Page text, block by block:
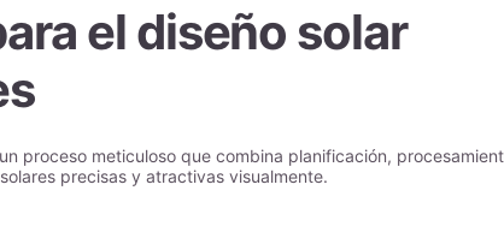
el diseño solar
proceso meticuloso que combina planificación,
precisas y atractivas visualmente.